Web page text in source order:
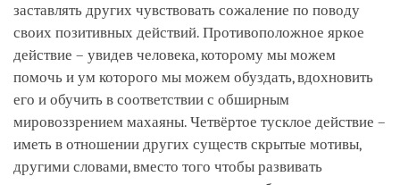
заставлять других чувствовать сожаление по поводу
своих позитивных действий. Противоположное яркое
действие – увидев человека, которому мы можем
помочь и ум которого мы можем обуздать, вдохновить
его и обучить в соответствии с обширным
мировоззрением махаяны. Четвёртое тусклое действие –
иметь в отношении других существ скрытые мотивы,
другими словами, вместо того чтобы развивать